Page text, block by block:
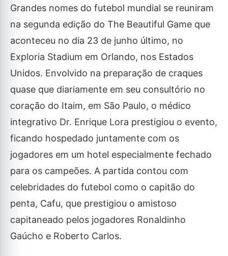
Grandes nomes do futebol mundial se reuniram
na segunda edição do The Beautiful Game que
aconteceu no dia 23 de junho último, no
Exploria Stadium em Orlando, nos Estados
Unidos. Envolvido na preparação de craques
quase que diariamente em seu consultório no
coração do Itaim, em São Paulo, o médico
integrativo Dr. Enrique Lora prestigiou o evento,
ficando hospedado juntamente com os
jogadores em um hotel especialmente fechado
para os campeões. A partida contou com
celebridades do futebol como o capitão do
penta, Cafu, que prestigiou o amistoso
capitaneado pelos jogadores Ronaldinho
Gaúcho e Roberto Carlos.